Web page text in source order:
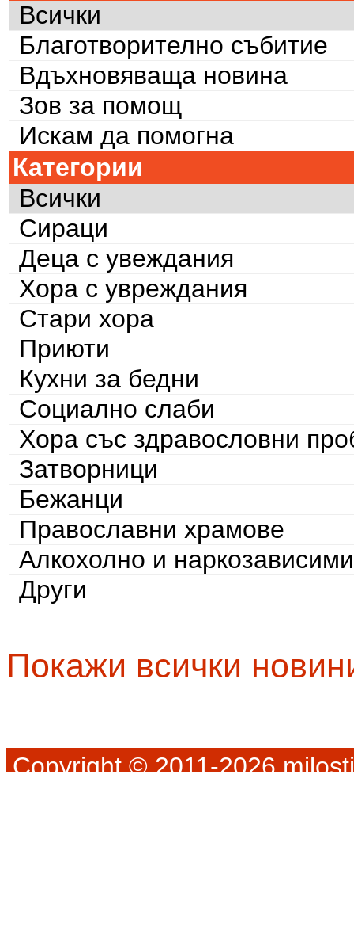
Всички
Благотворително събитие
Вдъхновяваща новина
Зов за помощ
Искам да помогна
Категории
Всички
Сираци
Деца с увеждания
Хора с увреждания
Стари хора
Приюти
Кухни за бедни
Социално слаби
Хора със здравословни
Затворници
Бежанци
Православни храмове
Алкохолно и наркозависими
Други
Покажи всички
Copyright © 2011-2026